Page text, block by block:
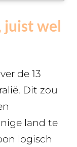
juist wel
de 13
Dit zou
land te
logisch